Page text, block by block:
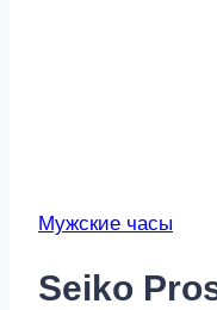
Мужские часы
Seiko